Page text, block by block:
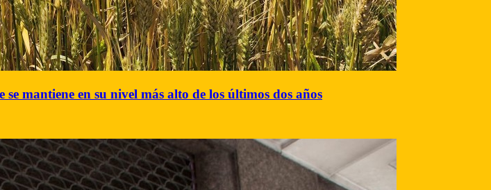
mantiene en su nivel más alto de los últimos dos años